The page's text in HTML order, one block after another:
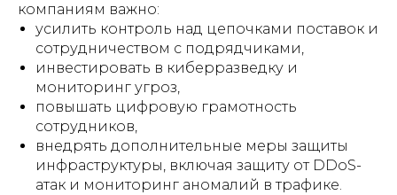
компаниям важно:
усилить контроль над цепочками поставок и
сотрудничеством с подрядчиками,
инвестировать в киберразведку и
мониторинг угроз,
повышать цифровую грамотность
сотрудников,
внедрять дополнительные меры защиты
инфраструктуры, включая защиту от DDoS-
атак и мониторинг аномалий в трафике.